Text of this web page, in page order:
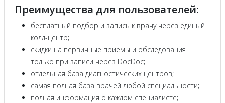
Преимущества для пользователей:
бесплатный подбор и запись к врачу через единый
колл-центр;
скидки на первичные приемы и обследования
только при записи через DocDoc;
отдельная база диагностических центров;
самая полная база врачей любой специальности;
полная информация о каждом специалисте;